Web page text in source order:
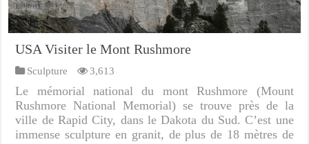
USA Visiter le Mont Rushmore
Sculpture 3,613
Le mémorial national du mont Rushmore (Mount
Rushmore National Memorial) se trouve près de la
ville de Rapid City, dans le Dakota du Sud. C’est une
immense sculpture en granit, de plus de 18 mètres de